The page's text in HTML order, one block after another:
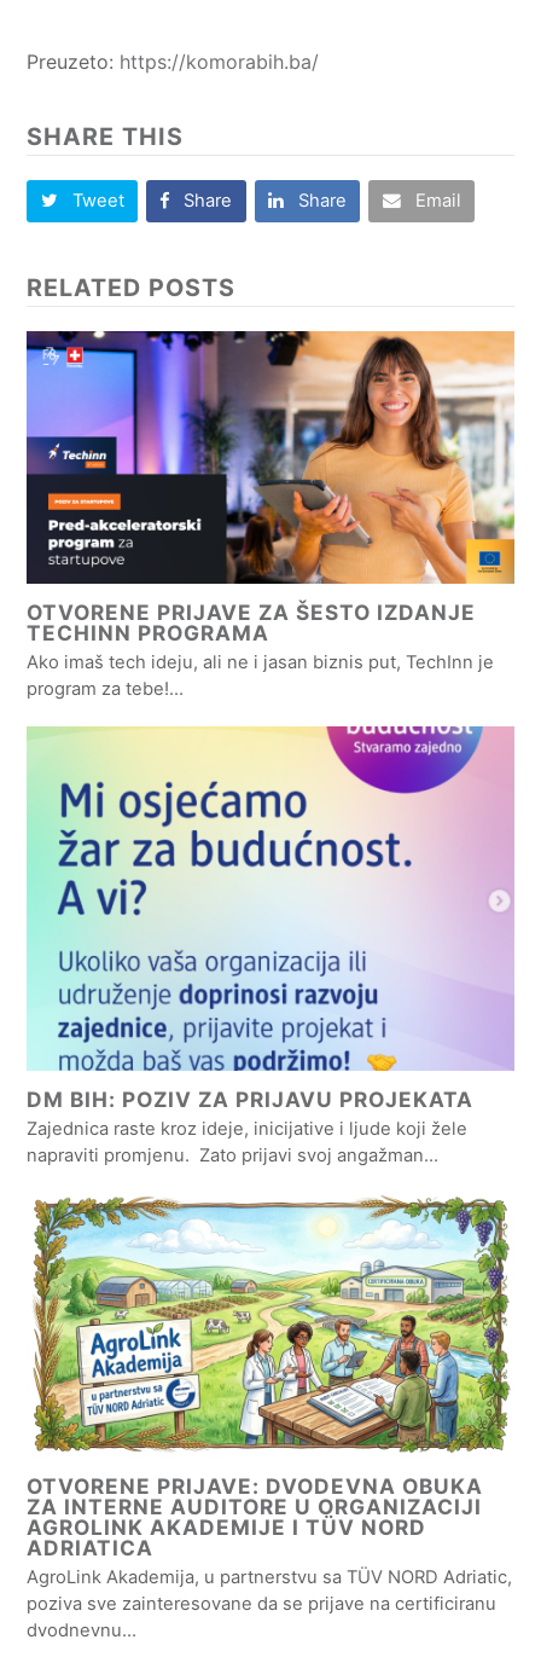
Preuzeto: https://komorabih.ba/
SHARE THIS
Tweet Share Share Email
RELATED POSTS
OTVORENE PRIJAVE ZA ŠESTO IZDANJE
TECHINN PROGRAMA
Ako imaš tech ideju, ali ne i jasan biznis put, TechInn je
program za tebe!…
DM BIH: POZIV ZA PRIJAVU PROJEKATA
Zajednica raste kroz ideje, inicijative i ljude koji žele
napraviti promjenu. Zato prijavi svoj angažman…
OTVORENE PRIJAVE: DVODEVNA OBUKA
ZA INTERNE AUDITORE U ORGANIZACIJI
AGROLINK AKADEMIJE I TÜV NORD
ADRIATICA
AgroLink Akademija, u partnerstvu sa TÜV NORD Adriatic,
poziva sve zainteresovane da se prijave na certificiranu
dvodnevnu…